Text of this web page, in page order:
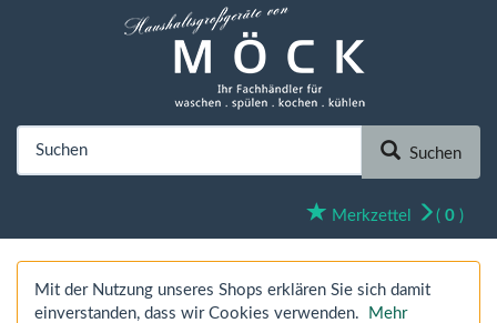
Suchen
Merkzettel ( 0 )
Mit der Nutzung unseres Shops erklären Sie sich damit
einverstanden, dass wir Cookies verwenden.
Mehr